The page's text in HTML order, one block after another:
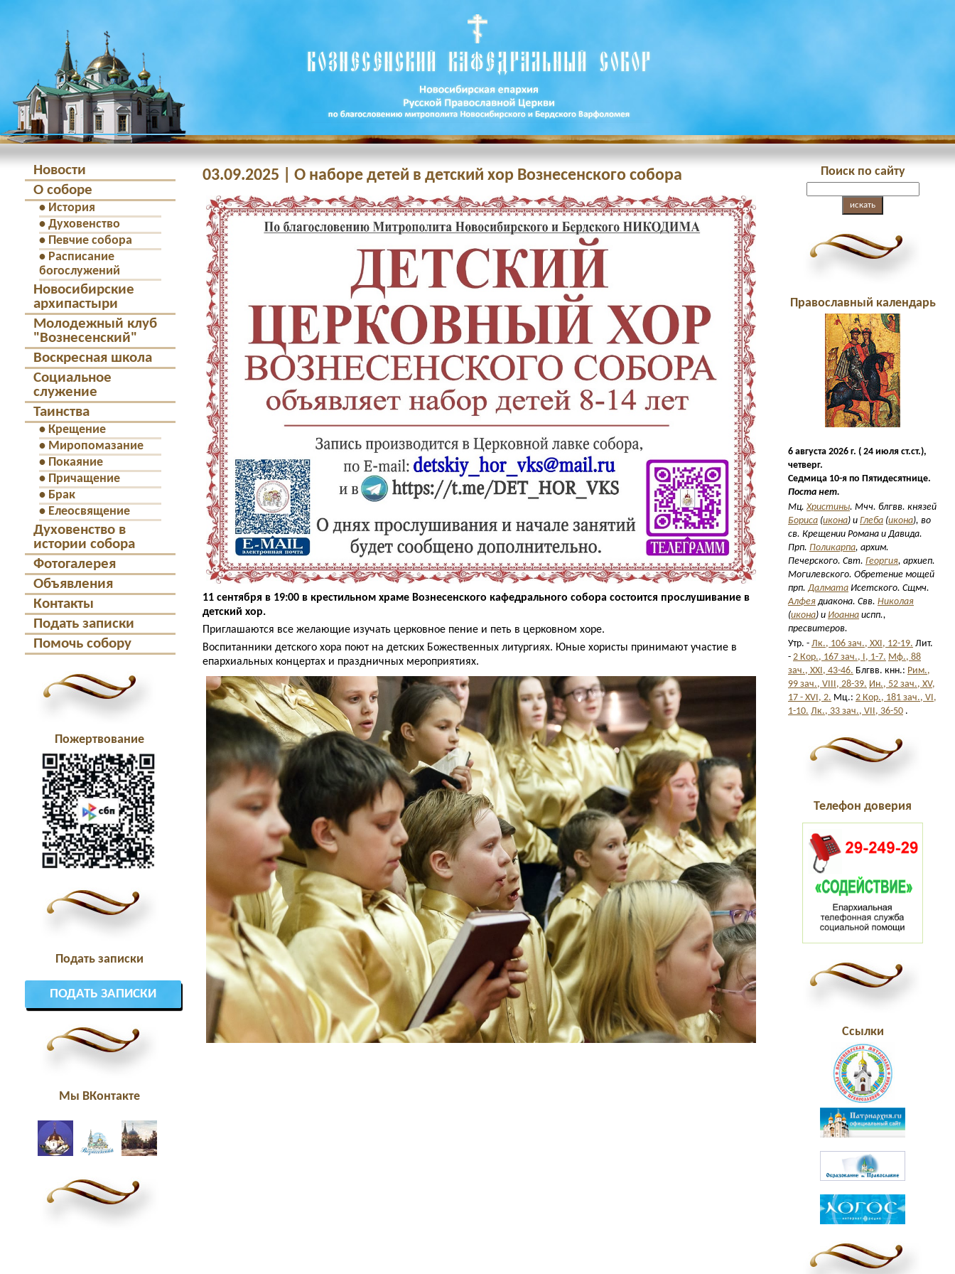
03.09.2025 | О наборе детей в детский хор Вознесенского собора
11 сентября в 19:00 в крестильном храме Вознесенского кафедрального собора состоится прослушивание в
детский хор.
Приглашаются все желающие изучать церковное пение и петь в церковном хоре.
Воспитанники детского хора поют на детских Божественных литургиях. Юные хористы принимают участие в
епархиальных концертах и праздничных мероприятиях.
Новости
О соборе
• История
• Духовенство
• Певчие собора
• Расписание
богослужений
Новосибирские
архипастыри
Молодежный клуб
"Вознесенский"
Воскресная школа
Социальное
служение
Таинства
• Крещение
• Миропомазание
• Покаяние
• Причащение
• Брак
• Елеосвящение
Духовенство в
истории собора
Фотогалерея
Объявления
Контакты
Подать записки
Помочь собору
Пожертвование
Подать записки
ПОДАТЬ ЗАПИСКИ
Мы ВКонтакте
Поиск по сайту
Православный календарь
6 августа 2026 г. ( 24 июля ст.ст.),
четверг.
Седмица 10-я по Пятидесятнице.
Поста нет.
Мц.Христины. Мчч. блгвв. князей
Бориса (икона) и Глеба (икона), во
св. Крещении Романа и Давида.
Прп. Поликарпа, архим.
Печерского. Свт. Георгия, архиеп.
Могилевского. Обретение мощей
прп. Далмата Исетского. Сщмч.
Алфея диакона. Свв. Николая
(икона) и Иоанна испп.,
пресвитеров.
Утр. - Лк., 106 зач., XXI, 12-19. Лит.
- 2 Кор., 167 зач., I, 1-7. Мф., 88
зач., XXI, 43-46. Блгвв. кнн.: Рим.,
99 зач., VIII, 28-39. Ин., 52 зач., XV,
17 - XVI, 2. Мц.: 2 Кор., 181 зач., VI,
1-10. Лк., 33 зач., VII, 36-50 .
Телефон доверия
Ссылки